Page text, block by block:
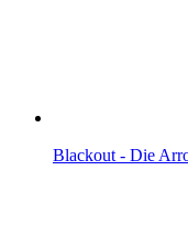
Blackout - Die